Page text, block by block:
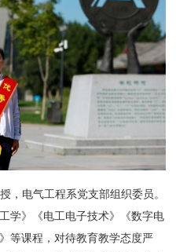
，电气工程系党支部组织委员。
学》《电工电子技术》《数字电
等课程，对待教育教学态度严